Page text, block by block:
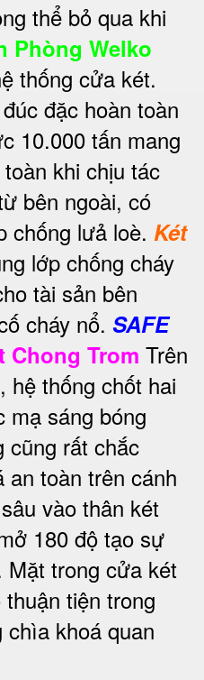
thể bỏ qua khi
Phòng Welko
thống cửa két.
đặc hoàn toàn
10.000 tấn mang
khi chịu tác
bên ngoài, có
chống lưả loè. Két
lớp chống cháy
tài sản bên
cháy nổ. SAFE
Chong Trom Trên
hệ thống chốt hai
mạ sáng bóng
cũng rất chắc
an toàn trên cánh
vào thân két
180 độ tạo sự
Mặt trong cửa két
tiện trong
khoá quan